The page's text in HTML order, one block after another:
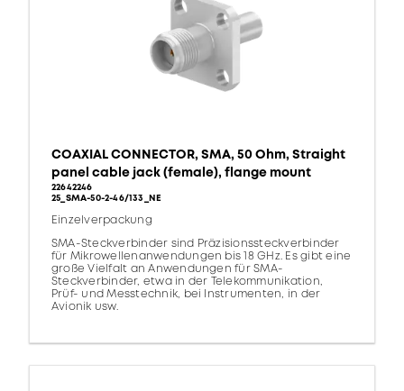
COAXIAL CONNECTOR, SMA, 50 Ohm, Straight
panel cable jack (female), flange mount
22642246
25_SMA-50-2-46/133_NE
Einzelverpackung
SMA-Steckverbinder sind Präzisionssteckverbinder
für Mikrowellenanwendungen bis 18 GHz. Es gibt eine
große Vielfalt an Anwendungen für SMA-
Steckverbinder, etwa in der Telekommunikation,
Prüf- und Messtechnik, bei Instrumenten, in der
Avionik usw.